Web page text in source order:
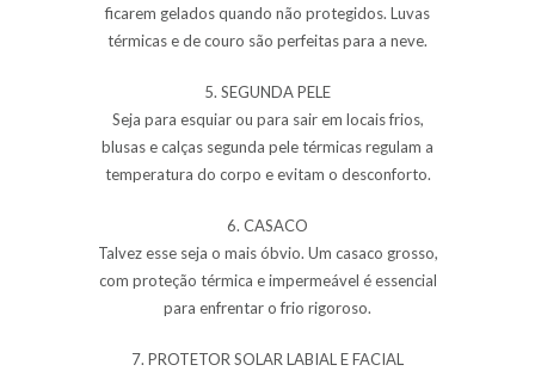
ficarem gelados quando não protegidos. Luvas
térmicas e de couro são perfeitas para a neve.
5. SEGUNDA PELE
Seja para esquiarou para sair em locaisfrios,
blusas e calças segunda pele térmicas regulam a
temperatura do corpo e evitam o desconforto.
6. CASACO
Talvez esse seja o mais óbvio. Um casaco grosso,
com proteção térmica e impermeável é essencial
para enfrentar ofrio rigoroso.
7. PROTETOR SOLAR LABIAL E FACIAL